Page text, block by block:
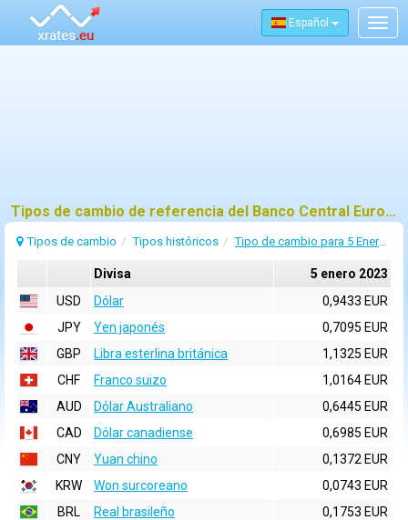
Español
Tipos de cambio de referencia del Banco Central Europeo (BCE) para 5 enero 2023
Tipos de cambio Tipos históricos Tipo de cambio para 5 Enero 2023
Divisa
5 enero 2023
USD
Dólar
0,9433 EUR
JPY
Yen japonés
0,7095 EUR
GBP
Libra esterlina británica
1,1325 EUR
CHF
Franco suizo
1,0164 EUR
AUD
Dólar Australiano
0,6445 EUR
CAD
Dólar canadiense
0,6985 EUR
CNY
Yuan chino
0,1372 EUR
KRW
Won surcoreano
0,0743 EUR
BRL
Real brasileño
0,1753 EUR